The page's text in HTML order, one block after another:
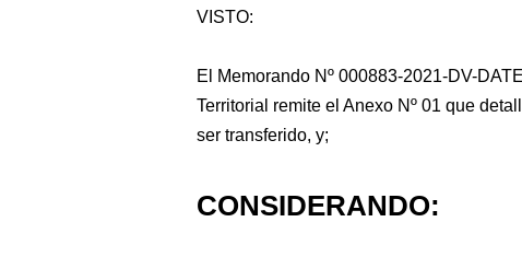
VISTO:
El Memorando Nº 000883-2021-DV-
Territorial remite el Anexo Nº 01 que
ser transferido, y;
CONSIDERANDO: